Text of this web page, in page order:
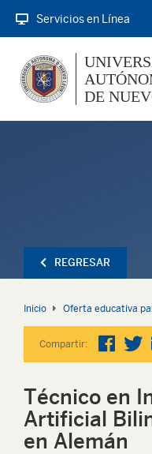
Servicios en Línea
DE
REGRESAR
Inicio Oferta educativa
Compartir:
Técnico en
Artificial
en Alemán